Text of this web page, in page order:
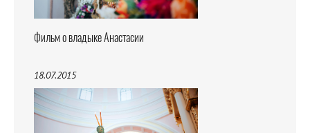
Фильм о владыке Анастасии
18.07.2015